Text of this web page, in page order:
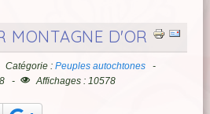
MONTAGNE D'OR
Catégorie : Peuples autochtones
Affichages : 10578